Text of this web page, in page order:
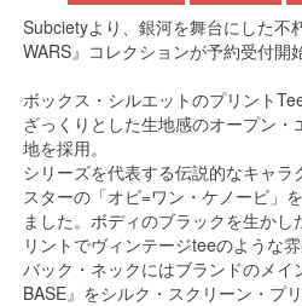
Subcietyより、銀河を舞台にした不
WARS』コレクションが予約受付開
ボックス・シルエットのプリントTee
ざっくりとした生地感のオープン
地を採用。
シリーズを代表する伝説的なキャ
スターの「オビ=ワン・ケノービ」
ました。ボディのブラックを生か
リントでヴィンテージteeのような雰
バック・ネックにはブランドのメイ
BASE』をシルク・スクリーン・プリ